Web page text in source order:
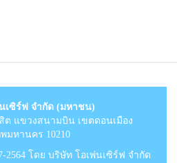
เซิร์ฟ จำกัด (มหาชน)
ต แขวงสนามบิน เขตดอนเมือง
พมหานคร 10210
โดย บริษัท โอเพ่นเซิร์ฟ จำกัด